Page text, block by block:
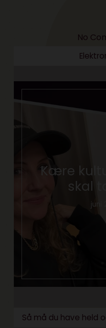
No
Kære
skal
juni
Så må du have held